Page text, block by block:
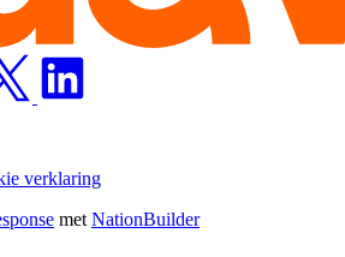
verklaring
metNationBuilder